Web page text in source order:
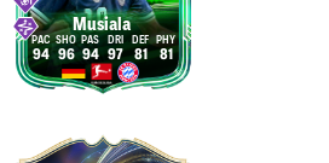
Musiala
94 96 94 97 81 81